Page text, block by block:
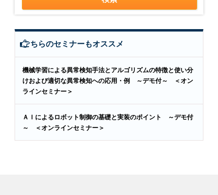
こちらのセミナーもオススメ
機械学習による異常検知手法とアルゴリズムの特徴と使い分
けおよび適切な異常検知への応用・例 ～デモ付～ ＜オン
ラインセミナー＞
ＡＩによるロボット制御の基礎と実装のポイント ～デモ付
～ ＜オンラインセミナー＞